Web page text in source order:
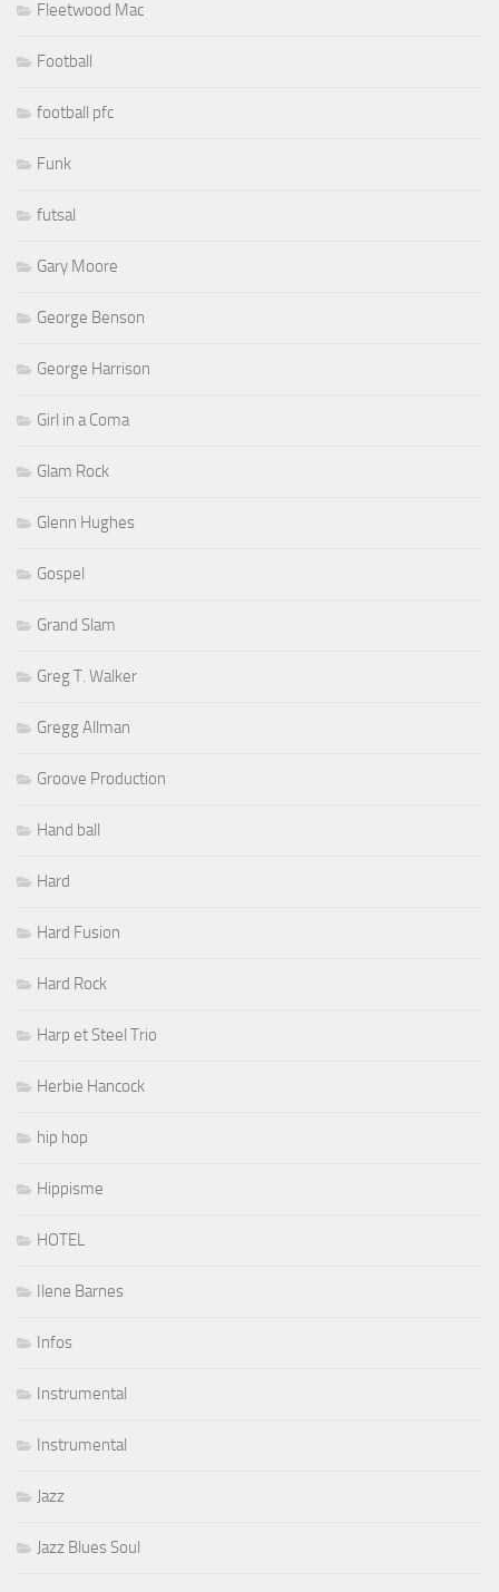
Fleetwood Mac
Football
football pfc
Funk
futsal
Gary Moore
George Benson
George Harrison
Girl in a Coma
Glam Rock
Glenn Hughes
Gospel
Grand Slam
Greg T. Walker
Gregg Allman
Groove Production
Hand ball
Hard
Hard Fusion
Hard Rock
Harp et Steel Trio
Herbie Hancock
hip hop
Hippisme
HOTEL
Ilene Barnes
Infos
Instrumental
Instrumental
Jazz
Jazz Blues Soul